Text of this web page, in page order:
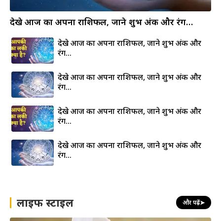
देखे आज का अपना राशिफल, जाने शुभ अंक और रंग…
देखे आज का अपना राशिफल, जाने शुभ अंक और
रंग…
देखे आज का अपना राशिफल, जाने शुभ अंक और
रंग…
देखे आज का अपना राशिफल, जाने शुभ अंक और
रंग…
देखे आज का अपना राशिफल, जाने शुभ अंक और
रंग…
लाइफ स्टाइल और पढ़ें➤